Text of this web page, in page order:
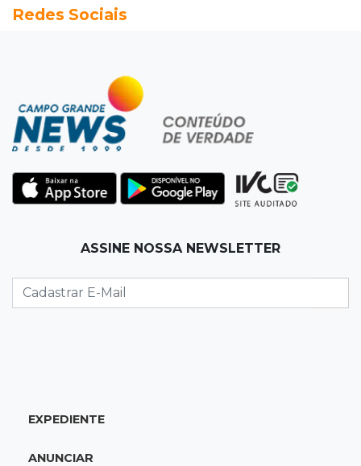
23:00Ideb
Chapadão do Sul
Homem é baleado após apontar revólver para
policiais militares
22:42Resumão
Palmeiras e Vasco confirmam vagas nas
Eleitorado aprova teste da urna, mas diz que
colinha será "fundamental"
Escolas municipais lideram notas do Ensino
Redes Sociais
ASSINE NOSSA NEWSLETTER
EXPEDIENTE
ANUNCIAR